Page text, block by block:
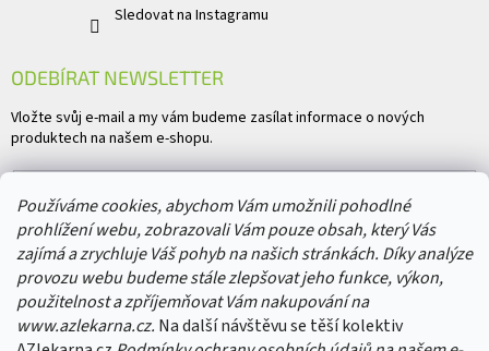
Používáme cookies, abychom Vám umožnili pohodlné
prohlížení webu, zobrazovali Vám pouze obsah, který Vás
zajímá a zrychluje Váš pohyb na našich stránkách. Díky analýze
provozu webu budeme stále zlepšovat jeho funkce, výkon,
použitelnost a zpříjemňovat Vám nakupování na
www.azlekarna.cz. Na další návštěvu se těší kolektiv
Sledovat na Instagramu
ODEBÍRAT NEWSLETTER
Vložte svůj e-mail a my vám budeme zasílat informace o nových
produktech na našem e-shopu.
Vložením e-mailu souhlasíte spodmínkami ochrany osobních údajů
PŘIHLÁSIT SE